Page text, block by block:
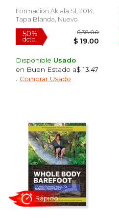
Formacion Alcala Sl, 2014,
Tapa Blanda, Nuevo
Disponible Usado
en Buen Estado a$ 13.47
Comprar Usado